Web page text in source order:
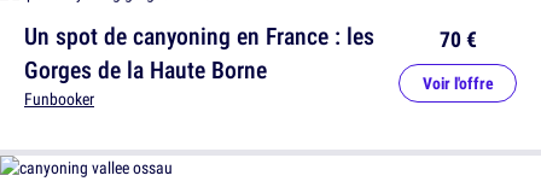
Un spot de canyoning en France : les
Gorges de la Haute Borne
Funbooker
70 €
Voir l'offre